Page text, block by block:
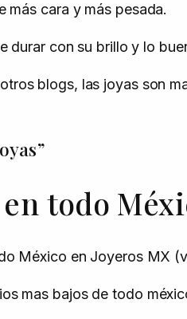
más cara y más pesada.
durar con su brillo y lo
blogs, las joyas son
todo
México en Joyeros MX
mas bajos de todo